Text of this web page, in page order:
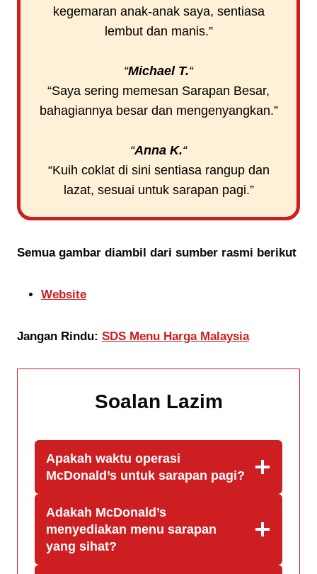
kegemaran anak-anak saya, sentiasa
lembut dan manis.”
“Michael T.“
“Saya sering memesan Sarapan Besar,
bahagiannya besar dan mengenyangkan.”
“Anna K.“
“Kuih coklat di sini sentiasa rangup dan
lazat, sesuai untuk sarapan pagi.”
Semua gambar diambil dari sumber rasmi berikut
Website
Jangan Rindu: SDS Menu Harga Malaysia
Soalan Lazim
Apakah waktu operasi
McDonald’s untuk sarapan pagi?
Adakah McDonald’s
menyediakan menu sarapan
yang sihat?